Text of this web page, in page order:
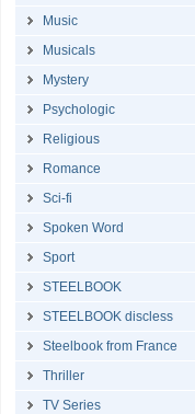
Music
Musicals
Mystery
Psychologic
Religious
Romance
Sci-fi
Spoken Word
Sport
STEELBOOK
STEELBOOK discless
Steelbook from France
Thriller
TV Series